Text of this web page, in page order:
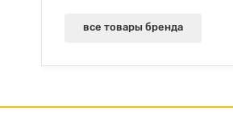
все товары бренда